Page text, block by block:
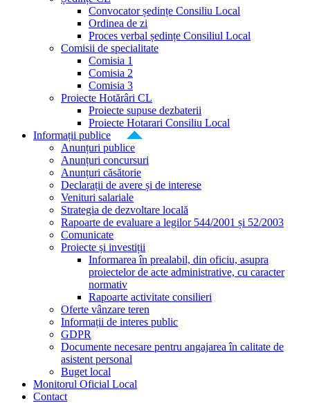
Convocator ședințe Consiliu Local
Ordinea de zi
Proces verbal ședințe Consiliul Local
Comisii de specialitate
Comisia 1
Comisia 2
Comisia 3
Proiecte Hotărâri CL
Proiecte supuse dezbaterii
Proiecte Hotarari Consiliu Local
Informații publice
Anunțuri publice
Anunțuri concursuri
Anunțuri căsătorie
Declarații de avere și de interese
Venituri salariale
Strategia de dezvoltare locală
Rapoarte de evaluare a legilor 544/2001 și 52/2003
Comunicate
Proiecte și investiții
Informarea în prealabil, din oficiu, asupra
proiectelor de acte administrative, cu caracter
normativ
Rapoarte activitate consilieri
Oferte vânzare teren
Informații de interes public
GDPR
Documente necesare pentru angajarea în calitate de
asistent personal
Buget local
Monitorul Oficial Local
Contact